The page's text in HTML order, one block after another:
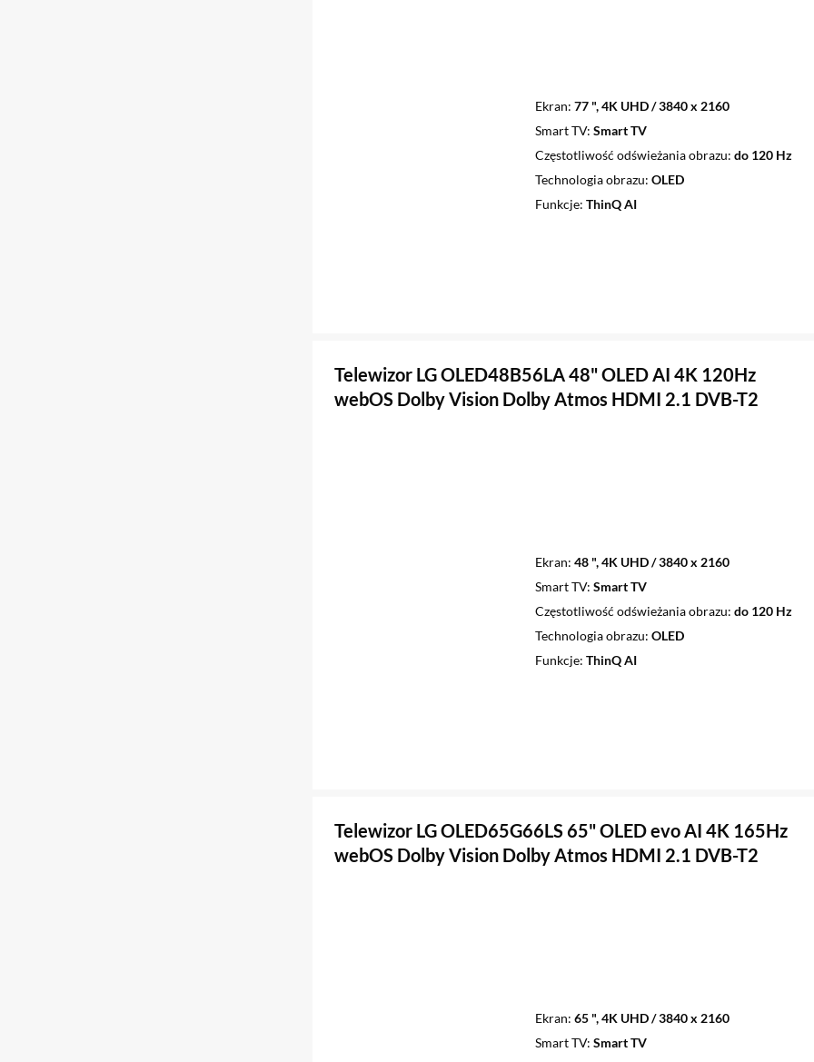
Ekran 77 ", 4K UHD / 3840 x 2160
Smart TV Smart TV
Częstotliwość odświeżania obrazu do 120 Hz
Technologia obrazu OLED
Funkcje ThinQ AI
Telewizor LG OLED48B56LA 48" OLED AI 4K 120Hz
webOS Dolby Vision Dolby Atmos HDMI 2.1 DVB-T2
Ekran 48 ", 4K UHD / 3840 x 2160
Smart TV Smart TV
Częstotliwość odświeżania obrazu do 120 Hz
Technologia obrazu OLED
Funkcje ThinQ AI
Telewizor LG OLED65G66LS 65" OLED evo AI 4K 165Hz
webOS Dolby Vision Dolby Atmos HDMI 2.1 DVB-T2
Ekran 65 ", 4K UHD / 3840 x 2160
Smart TV Smart TV